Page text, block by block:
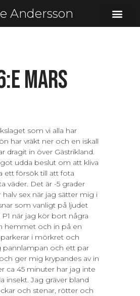
Andersson
mars
som vi alla har
har vräkt ner och en iskall
dragit in över Gästrikland.
udda beslut om att kliva
ett försök till att fota
väder. Det är -5 grader
halv sex när jag sätter mig i
som vanligt på ljudet
när jag kör bort några
hemmet och in på en
i mörkret och
pannlampan och ett par
ger mig krypandes av in
ca 45 minuter har jag inte
insekt. Jag gräver bland
och stenar, rötter och